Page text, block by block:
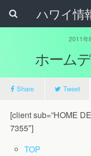
2011年
ホーム
Share Tweet
[client sub=”HOME
7355″]
TOP